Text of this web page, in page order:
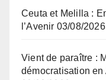
Ceuta et Melilla :
l’Avenir 03/08/2026
Vient de paraître :
démocratisation